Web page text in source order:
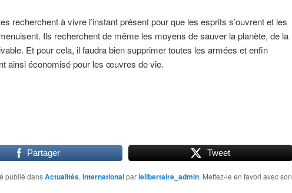
recherchent à vivre l’instant présent pour que les esprits s’ouvrent et les
Ils recherchent de même les moyens de sauver la planète, de la
Et pour cela, il faudra bien supprimer toutes les armées et enfin
ainsi économisé pour les œuvres de vie.
Partager Tweet
publié dansActualités, Internationalparlelibertaire_admin. Mettez-le en favori avec son